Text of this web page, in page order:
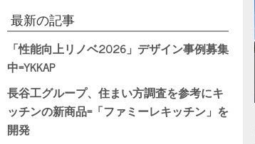
最新の記事
「性能向上リノベ2026」デザイン事例募集
中=YKKAP
長谷工グループ、住まい方調査を参考にキ
ッチンの新商品=「ファミーレキッチン」を
開発